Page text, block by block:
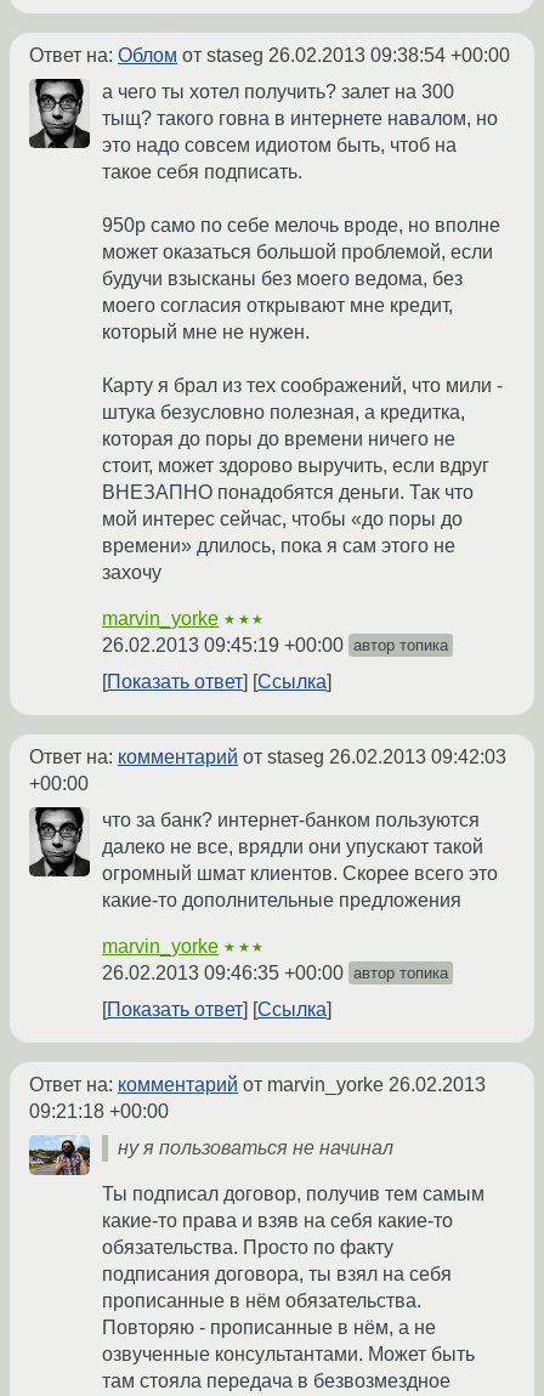
Ответ на: Облом от staseg 26.02.2013 09:38:54 +00:00
а чего ты хотел получить? залет на 300
тыщ? такого говна в интернете навалом, но
это надо совсем идиотом быть, чтоб на
такое себя подписать.
950р само по себе мелочь вроде, но вполне
может оказаться большой проблемой, если
будучи взысканы без моего ведома, без
моего согласия открывают мне кредит,
который мне не нужен.
Карту я брал из тех соображений, что мили -
штука безусловно полезная, а кредитка,
которая до поры до времени ничего не
стоит, может здорово выручить, если вдруг
ВНЕЗАПНО понадобятся деньги. Так что
мой интерес сейчас, чтобы «до поры до
времени» длилось, пока я сам этого не
захочу
marvin_yorke ★★★
26.02.2013 09:45:19 +00:00 автор топика
Показать ответ Ссылка
Ответ на: комментарий от staseg 26.02.2013 09:42:03
+00:00
что за банк? интернет-банком пользуются
далеко не все, врядли они упускают такой
огромный шмат клиентов. Скорее всего это
какие-то дополнительные предложения
marvin_yorke ★★★
26.02.2013 09:46:35 +00:00 автор топика
Показать ответ Ссылка
Ответ на: комментарий от marvin_yorke 26.02.2013
09:21:18 +00:00
ну я пользоваться не начинал
Ты подписал договор, получив тем самым
какие-то права и взяв на себя какие-то
обязательства. Просто по факту
подписания договора, ты взял на себя
прописанные в нём обязательства.
Повторяю - прописанные в нём, а не
озвученные консультантами. Может быть
там стояла передача в безвозмездное